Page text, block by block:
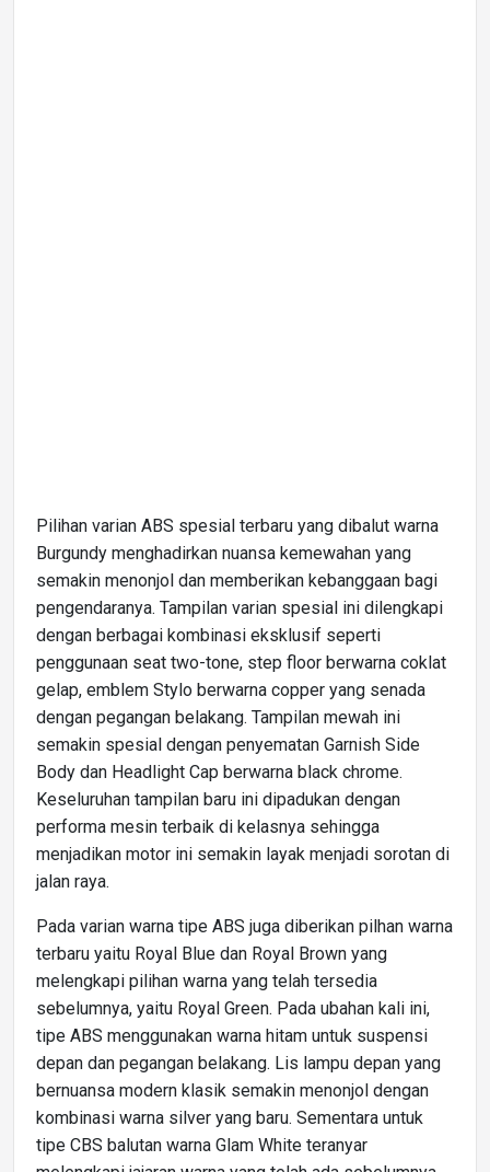
Pilihan varian ABS spesial terbaru yang dibalut warna
Burgundy menghadirkan nuansa kemewahan yang
semakin menonjol dan memberikan kebanggaan bagi
pengendaranya. Tampilan varian spesial ini dilengkapi
dengan berbagai kombinasi eksklusif seperti
penggunaan seat two-tone, step floor berwarna coklat
gelap, emblem Stylo berwarna copper yang senada
dengan pegangan belakang. Tampilan mewah ini
semakin spesial dengan penyematan Garnish Side
Body dan Headlight Cap berwarna black chrome.
Keseluruhan tampilan baru ini dipadukan dengan
performa mesin terbaik di kelasnya sehingga
menjadikan motor ini semakin layak menjadi sorotan di
jalan raya.
Pada varian warna tipe ABS juga diberikan pilhan warna
terbaru yaitu Royal Blue dan Royal Brown yang
melengkapi pilihan warna yang telah tersedia
sebelumnya, yaitu Royal Green. Pada ubahan kali ini,
tipe ABS menggunakan warna hitam untuk suspensi
depan dan pegangan belakang. Lis lampu depan yang
bernuansa modern klasik semakin menonjol dengan
kombinasi warna silver yang baru. Sementara untuk
tipe CBS balutan warna Glam White teranyar